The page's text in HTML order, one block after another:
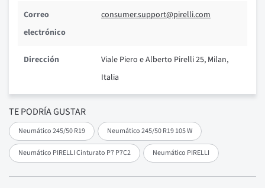
TE PODRÍA GUSTAR
Neumático 245/50 R19 Neumático 245/50 R19 105 W
Neumático PIRELLI Cinturato P7 P7C2 Neumático PIRELLI
Correo
electrónico
consumer.support@pirelli.com
Dirección
Viale Piero e Alberto Pirelli 25, Milan,
Italia